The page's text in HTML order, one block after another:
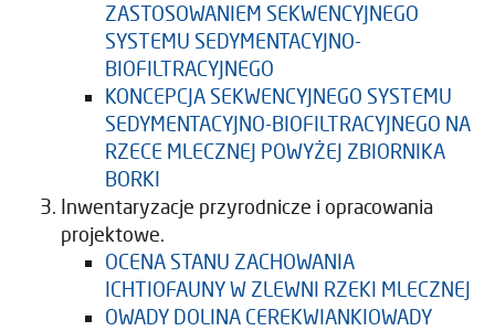
ZASTOSOWANIEM SEKWENCYJNEGO
SYSTEMU SEDYMENTACYJNO-
BIOFILTRACYJNEGO
KONCEPCJA SEKWENCYJNEGO SYSTEMU
SEDYMENTACYJNO-BIOFILTRACYJNEGO NA
RZECE MLECZNEJ POWYŻEJ ZBIORNIKA
BORKI
Inwentaryzacje przyrodnicze i opracowania
projektowe.
OCENA STANU ZACHOWANIA
ICHTIOFAUNY W ZLEWNI RZEKI MLECZNEJ
OWADY DOLINA CEREKWIANKIOWADY